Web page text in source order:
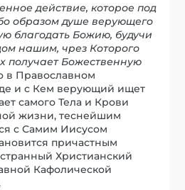
действие, которое под
образом душе верующего
благодать Божию, будучи
нашим, чрез Которого
получает Божественную
в Православном
и с Кем верующий ищет
самого Тела и Крови
жизни, теснейшим
с Самим Иисусом
причастным
Христианский
Кафолической